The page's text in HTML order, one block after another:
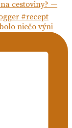
niečo výni